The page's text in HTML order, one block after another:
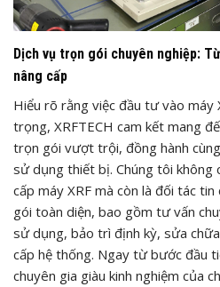
Dịch vụ trọn gói chuyên nghiệp:
nâng cấp
Hiểu rõ rằng việc đầu tư vào máy
trọng, XRFTECH cam kết mang
trọn gói vượt trội, đồng hành
sử dụng thiết bị. Chúng tôi không
cấp máy XRF mà còn là đối tác
gói toàn diện, bao gồm tư vấn
sử dụng, bảo trì định kỳ, sửa
cấp hệ thống. Ngay từ bước đầu
chuyên gia giàu kinh nghiệm của